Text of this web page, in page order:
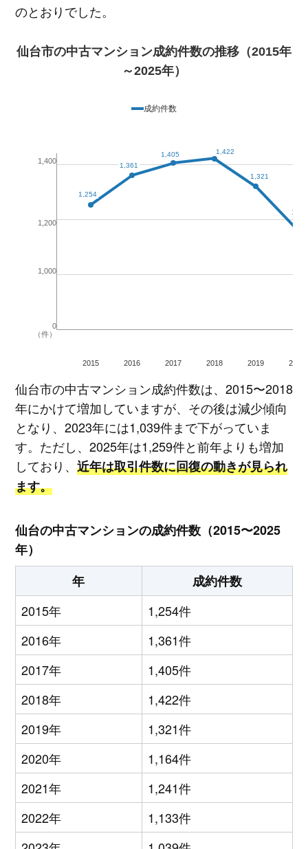
のとおりでした。
仙台市の中古マンション成約件数の推移（2015年
～2025年）
成約件数
1,400
1,200
1,000
0
（件）
1,254
1,361
1,405 1,422
1,321
2015 2016 2017 2018 2019 2020
仙台市の中古マンション成約件数は、2015〜2018
年にかけて増加していますが、その後は減少傾向
となり、2023年には1,039件まで下がっていま
す。ただし、2025年は1,259件と前年よりも増加
しており、 近年は取引件数に回復の動きが見られ
ます。
仙台の中古マンションの成約件数（2015〜2025
年）
年
成約件数
2015年
1,254件
2016年
1,361件
2017年
1,405件
2018年
1,422件
2019年
1,321件
2020年
1,164件
2021年
1,241件
2022年
1,133件